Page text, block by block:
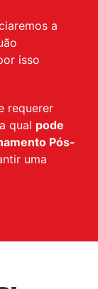
a
isso
requerer
qual pode
Pós-
uma